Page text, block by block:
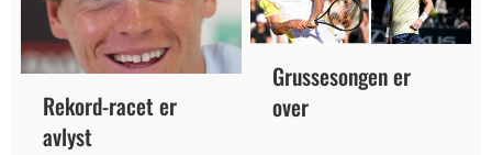
Rekord-racet er
avlyst
Grussesongen er
over